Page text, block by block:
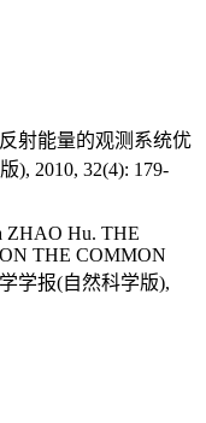
射能量的观测系统优
), 2010, 32(4): 179-
ZHAO Hu. THE
THE COMMON
学报(自然科学版),